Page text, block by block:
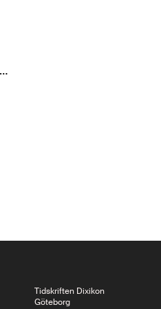
Tidskriften Dixikon
Göteborg